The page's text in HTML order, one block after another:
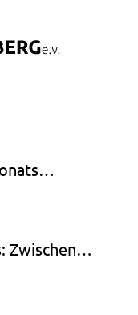
Zwischen